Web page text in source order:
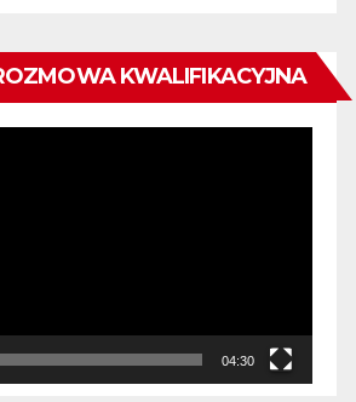
KWALIFIKACYJNA
04:30